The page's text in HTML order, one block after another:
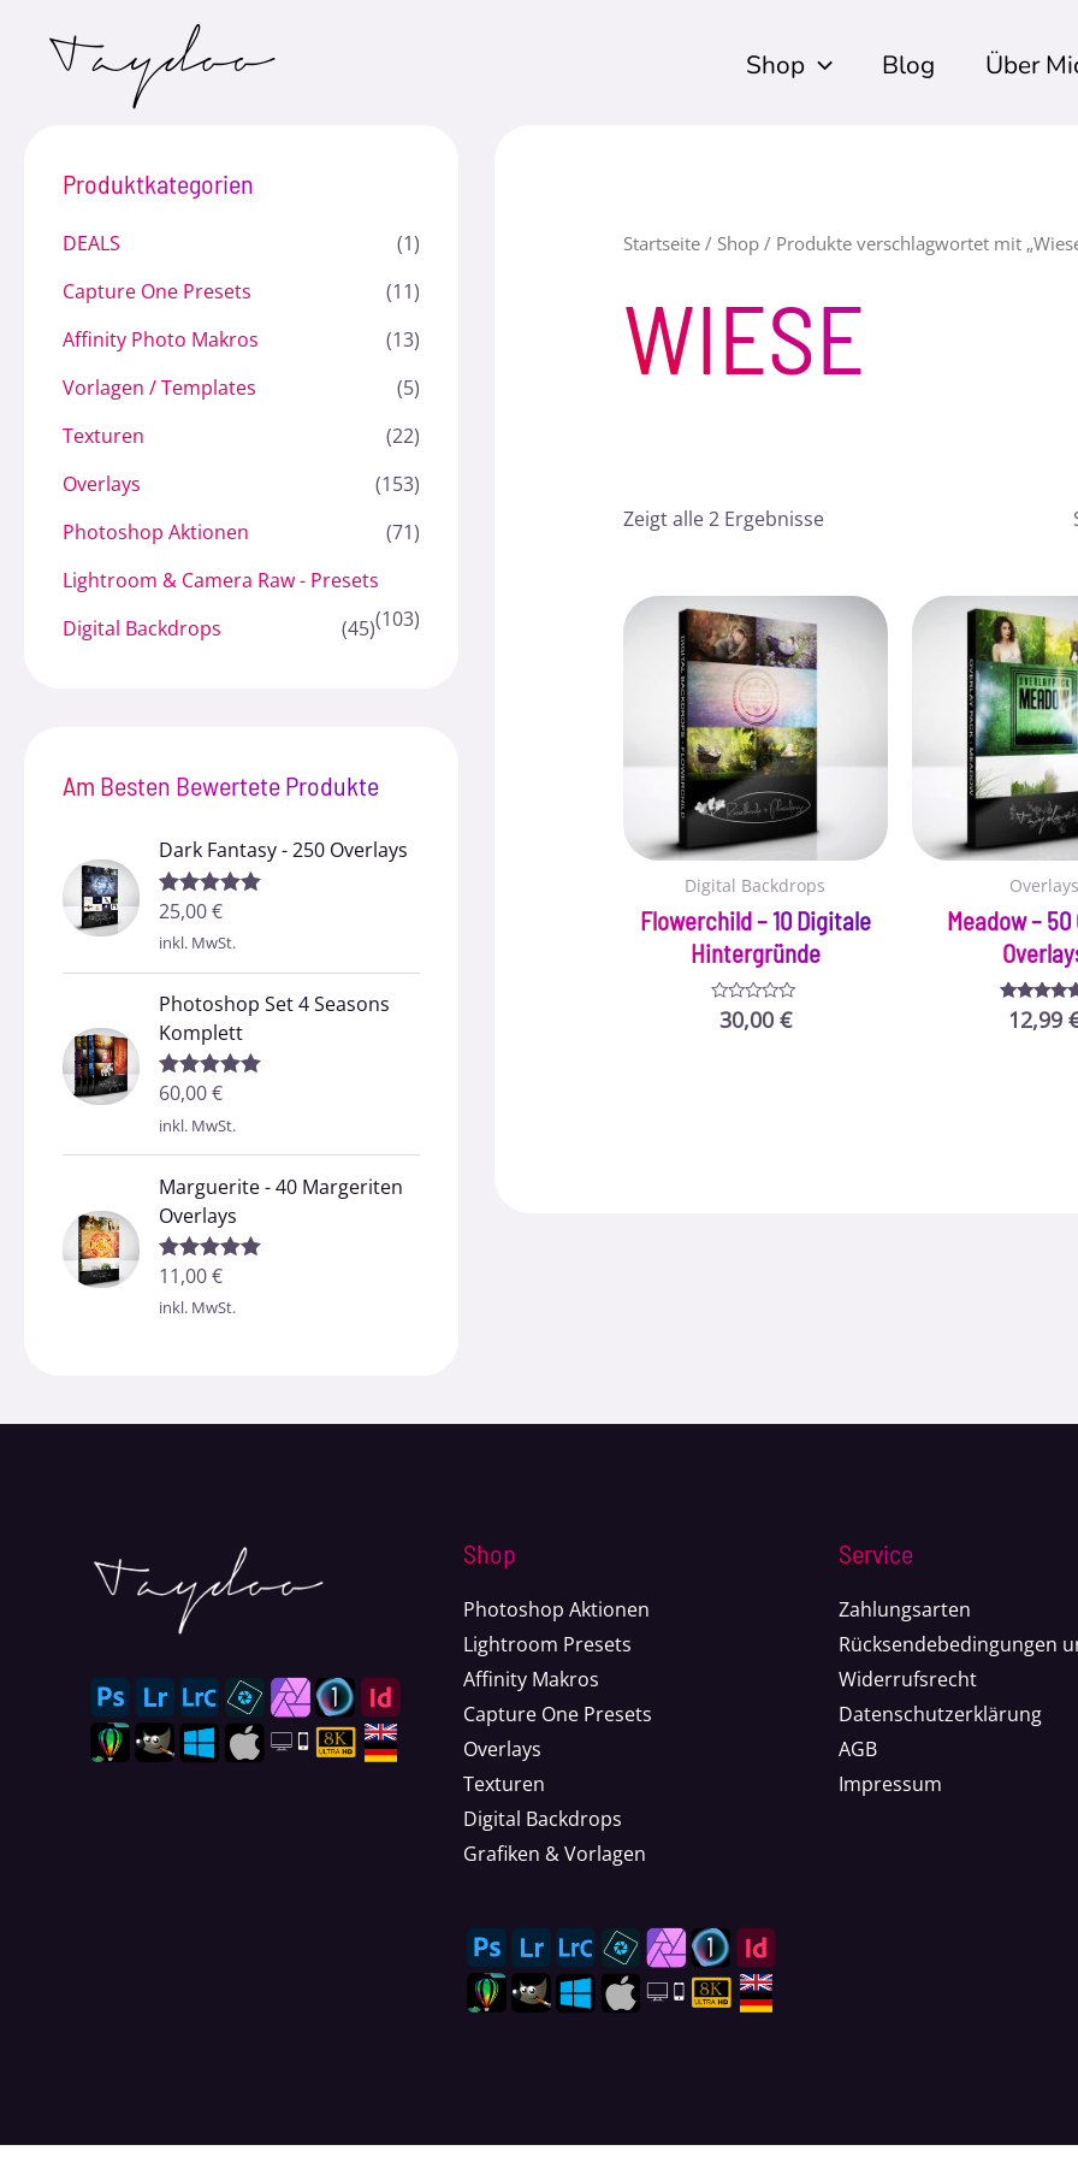
Shop Blog Über
Produktkategorien
DEALS
(1)
Capture One Presets
(11)
Affinity Photo Makros
(13)
Vorlagen / Templates
(5)
Texturen
(22)
Overlays
(153)
Photoshop Aktionen
(71)
Lightroom & Camera Raw - Presets
(103)
Digital Backdrops (45)
Am Besten Bewertete Produkte
Dark Fantasy - 250 Overlays
Bewertet mit
25,00€
inkl. MwSt.
Photoshop Set 4 Seasons
Komplett
Bewertet mit
60,00€
inkl. MwSt.
Marguerite - 40 Margeriten
Overlays
Bewertet mit
11,00€
inkl. MwSt.
Startseite/ Shop/ Produkte verschlagwortet mit
WIESE
Zeigt alle 2 Ergebnisse
Digital Backdrops
Flowerchild – 10 Digitale
Hintergründe
Bewertet
mit
30,00 €
Overlays
Meadow –
Bewertet
5.00
12,99
Shop
Photoshop Aktionen
Lightroom Presets
Affinity Makros
Capture One Presets
Overlays
Texturen
Digital Backdrops
Grafiken & Vorlagen
Service
Zahlungsarten
Rücksendebedingungen
Widerrufsrecht
Datenschutzerklärung
AGB
Impressum